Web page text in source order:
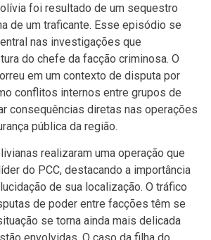
foi resultado de um sequestro
de um traficante. Esse episódio se
nas investigações que
do chefe da facção criminosa. O
em um contexto de disputa por
conflitos internos entre grupos de
consequências diretas nas operações
pública da região.
realizaram uma operação que
do PCC, destacando a importância
de sua localização. O tráfico
de poder entre facções têm se
se torna ainda mais delicada